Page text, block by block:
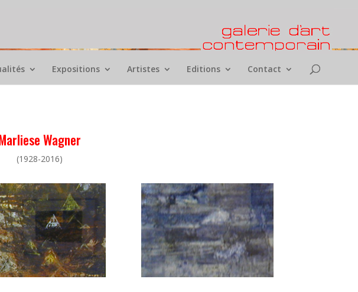
Expositions Artistes Editions Contact
Wagner
(1928-2016)